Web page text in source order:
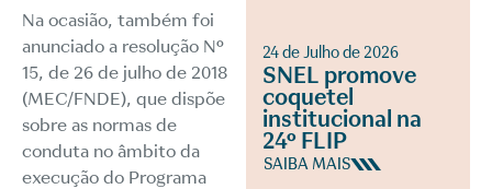
Na ocasião, também foi
anunciado a resolução Nº
15, de 26 de julho de 2018
(MEC/FNDE), que dispõe
sobre as normas de
conduta no âmbito da
execução do Programa
24 de Julho de 2026
SNEL promove
coquetel
institucional na
24º FLIP
SAIBA MAIS